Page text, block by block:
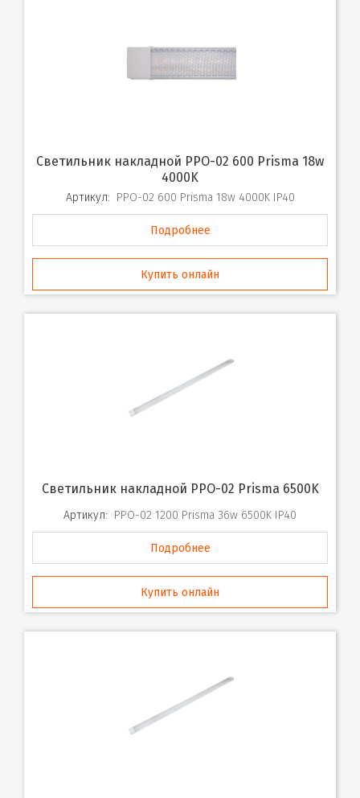
Светильник накладной PPO-02 600 Prisma 18w
4000K
Артикул: PPO-02 600 Prisma 18w 4000K IP40
Подробнее
Купить онлайн
Светильник накладной PPO-02 Prisma 6500K
Артикул: PPO-02 1200 Prisma 36w 6500K IP40
Подробнее
Купить онлайн